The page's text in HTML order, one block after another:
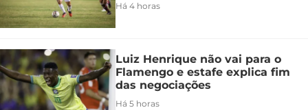
Há 4 horas
Luiz Henrique não vai para o
Flamengo e estafe explica fim
das negociações
Há 5 horas